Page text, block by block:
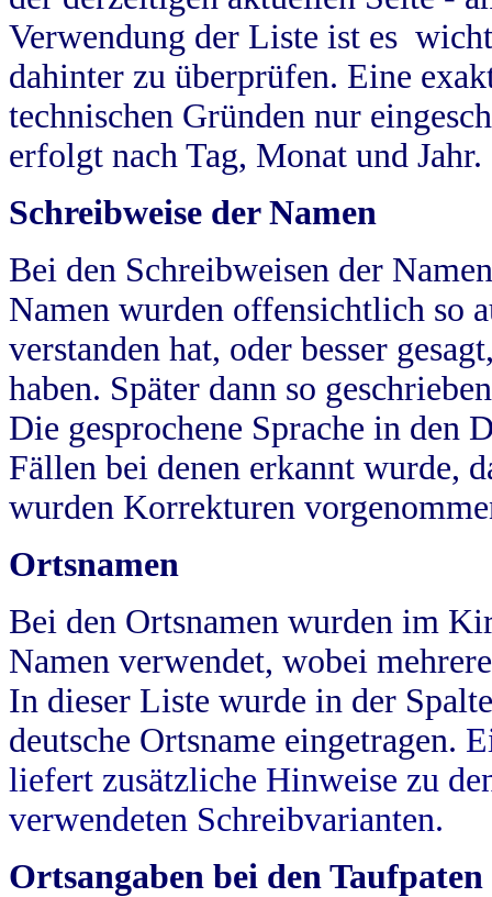
Verwendung der Liste ist es
dahinter zu überprüfen. Eine
technischen Gründen nur
erfolgt nach Tag, Monat und Jahr.
Schreibweise der Namen
Bei den Schreibweisen der
Namen wurden offensichtlich so
verstanden hat, oder besser
haben. Später dann so
Die gesprochene Sprache in
Fällen bei denen erkannt wurde,
wurden Korrekturen
Ortsnamen
Bei den Ortsnamen wurden im
Namen verwendet, wobei
In dieser Liste wurde in der
deutsche Ortsname eingetragen.
liefert zusätzliche Hinweise zu
verwendeten Schreibvarianten.
Ortsangaben bei den Taufpaten